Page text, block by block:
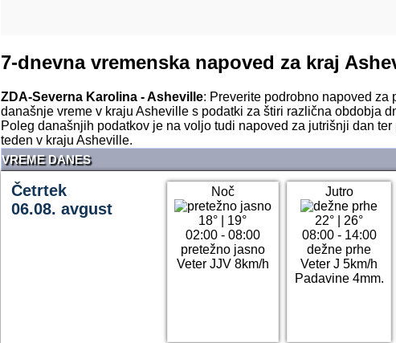
7-dnevna vremenska napoved za kraj
ZDA-Severna Karolina - Asheville: Preverite podrobno napoved
današnje vreme v kraju Asheville s podatki za štiri različna obdobja
Poleg današnjih podatkov je na voljo tudi napoved za jutrišnji dan
teden v kraju Asheville.
VREME DANES
Četrtek
06.08. avgust
Noč
18°
19°
02:00 - 08:00
pretežno jasno
Veter JJV 8km/h
Jutro
22°
26°
08:00 - 14:00
dežne prhe
Veter J 5km/h
Padavine 4mm.